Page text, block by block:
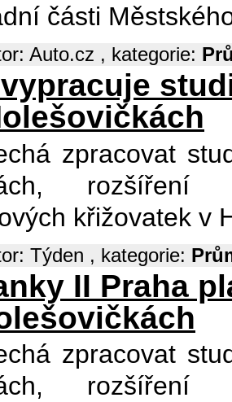
části
Auto.cz , kategorie:
zpracovat
křižovatek v
Týden , kategorie:
II Praha
zpracovat